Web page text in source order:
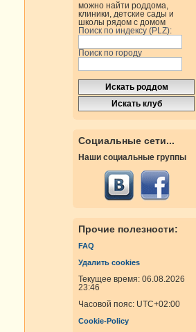
можно найти роддома,
клиники, детские сады и
школы рядом с домом
Поиск по индексу (PLZ):
Поиск по городу
Социальные сети...
Наши социальные группы
Прочие полезности:
FAQ
Удалить cookies
Текущее время: 06.08.2026
23:46
Часовой пояс: UTC+02:00
Cookie-Policy